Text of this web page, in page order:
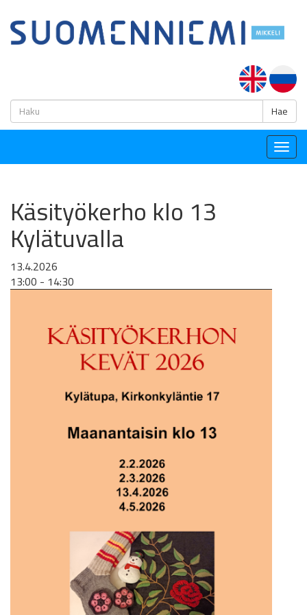
Hae
Käsityökerho klo 13
Kylätuvalla
13.4.2026
13:00 - 14:30